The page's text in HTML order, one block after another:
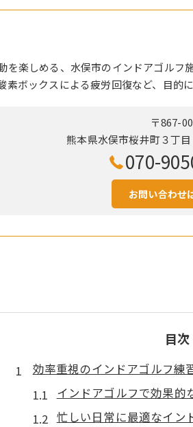
を楽しめる、水俣市のインドアゴルフ
素ボックスによる疲労回復など、目的
〒867-
熊本県水俣市桜井町３丁
070-
お問い合わせ
目次
効率重視のインドアゴルフ練
インドアゴルフで効果的
忙しい日常に最適なイン